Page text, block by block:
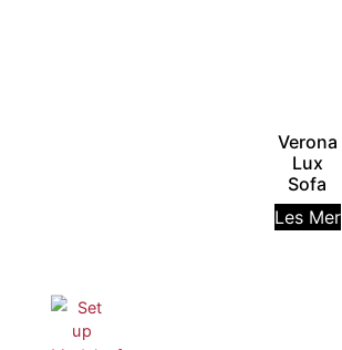
Verona
Lux
Sofa
Les Mer